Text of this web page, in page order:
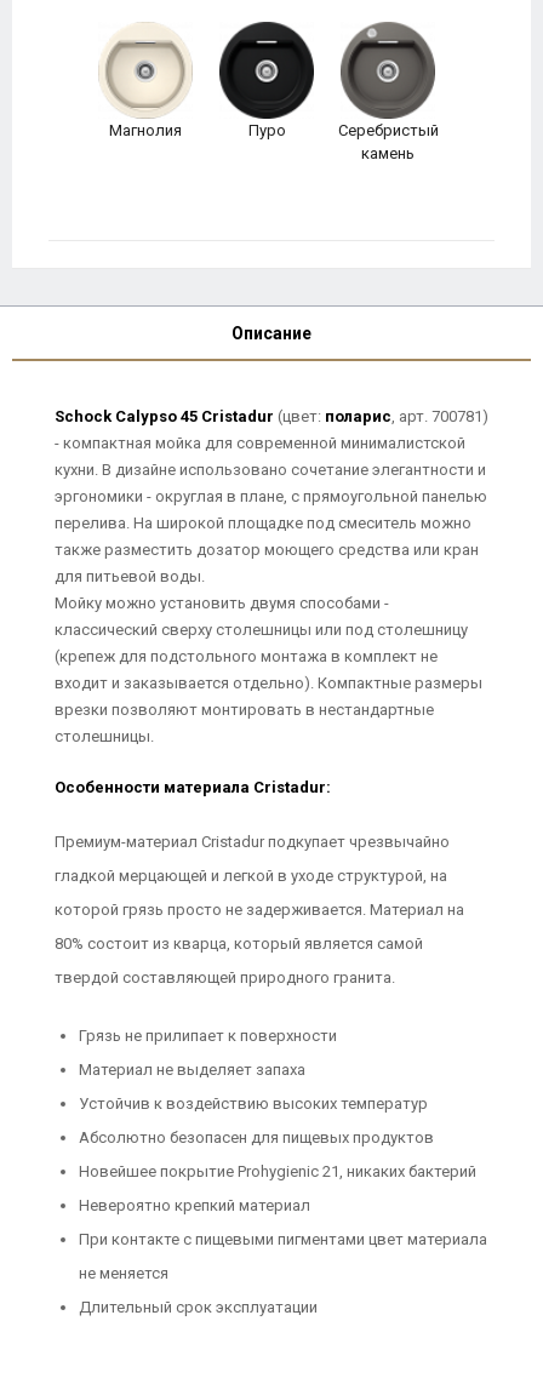
Магнолия Пуро
Серебристый
камень
Описание
Schock Calypso 45 Cristadur (цвет: поларис, арт. 700781)
- компактная мойка для современной минималистской
кухни. В дизайне использовано сочетание элегантности и
эргономики - округлая в плане, с прямоугольной панелью
перелива. На широкой площадке под смеситель можно
также разместить дозатор моющего средства или кран
для питьевой воды.
Мойку можно установить двумя способами -
классический сверху столешницы или под столешницу
(крепеж для подстольного монтажа в комплект не
входит и заказывается отдельно). Компактные размеры
врезки позволяют монтировать в нестандартные
столешницы.
Особенности материала Cristadur:
Премиум-материал Cristadur подкупает чрезвычайно
гладкой мерцающей и легкой в уходе структурой, на
которой грязь просто не задерживается. Материал на
80% состоит из кварца, который является самой
твердой составляющей природного гранита.
Грязь не прилипает к поверхности
Материал не выделяет запаха
Устойчив к воздействию высоких температур
Абсолютно безопасен для пищевых продуктов
Новейшее покрытие Prohygienic 21, никаких бактерий
Невероятно крепкий материал
При контакте с пищевыми пигментами цвет материала
не меняется
Длительный срок эксплуатации